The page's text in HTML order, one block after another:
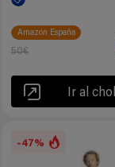
Amazon España
50€
Ir al
-47%